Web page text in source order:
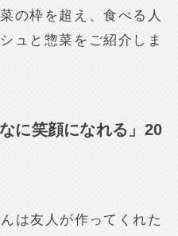
の枠を超え、食べる人
ュと惣菜をご紹介しま
に笑顔になれる」20
は友人が作ってくれた